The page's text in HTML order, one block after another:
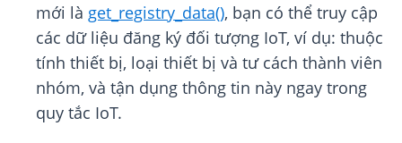
mới là get_registry_data(), bạn có thể truy cập
các dữ liệu đăng ký đối tượng IoT, ví dụ: thuộc
tính thiết bị, loại thiết bị và tư cách thành viên
nhóm, và tận dụng thông tin này ngay trong
quy tắc IoT.